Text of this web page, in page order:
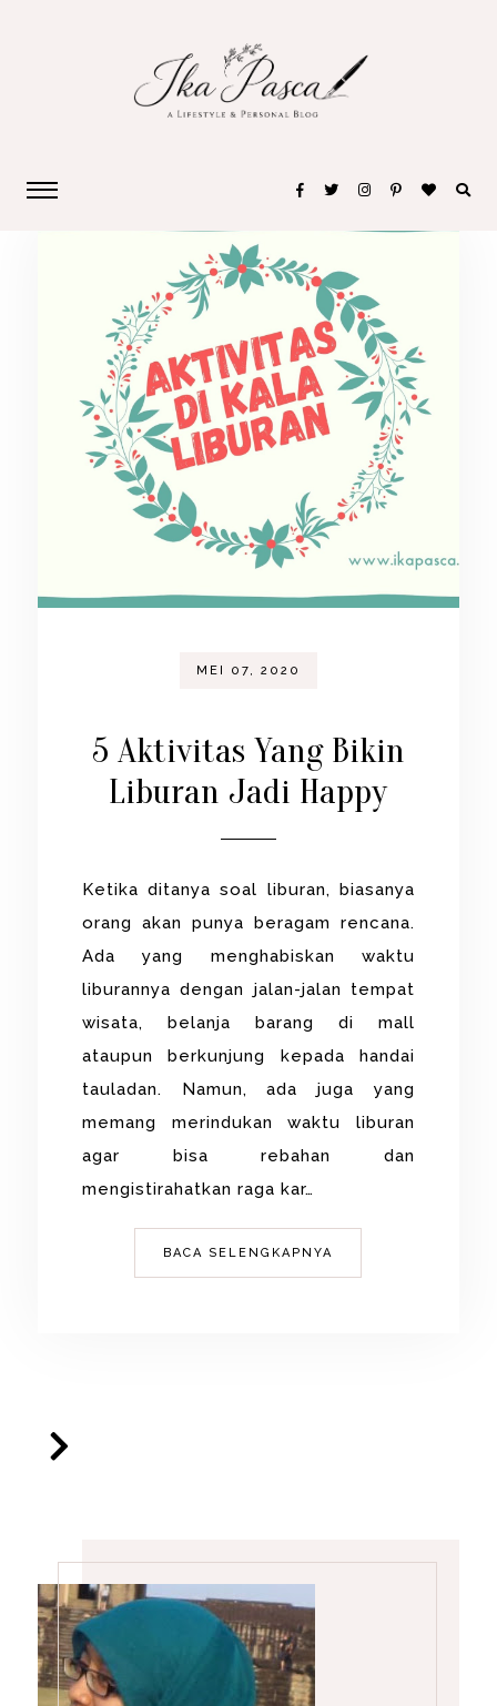
MEI 07, 2020
5 Aktivitas Yang Bikin
Liburan Jadi Happy
Ketika ditanya soal liburan, biasanya
orang akan punya beragam rencana.
Ada yang menghabiskan waktu
liburannya dengan jalan-jalan tempat
wisata, belanja barang di mall
ataupun berkunjung kepada handai
tauladan. Namun, ada juga yang
memang merindukan waktu liburan
agar bisa rebahan dan
mengistirahatkan raga kar…
BACA SELENGKAPNYA